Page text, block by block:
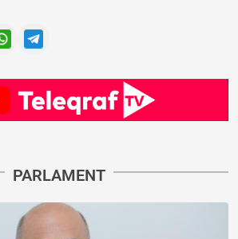
PARLAMENT